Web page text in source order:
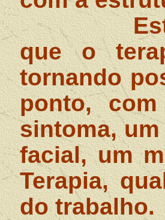
que o
tornando
ponto,
sintoma,
facial, um
Terapia,
do trabalho.